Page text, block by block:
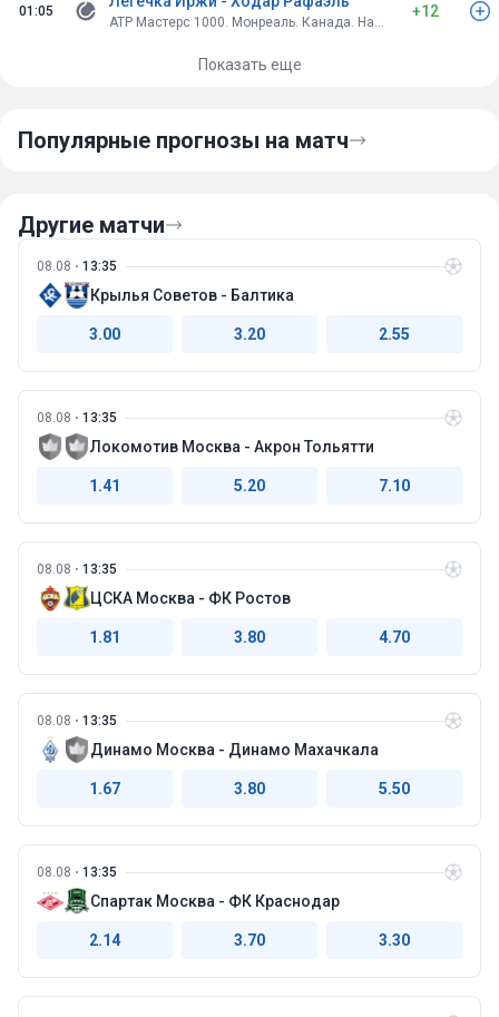
01:05
ATP Мастерс 1000. Монреаль. Канада. Hard
+12
Показать еще
Популярные прогнозы на матч
Другие матчи
08.08 13:35
Крылья Советов - Балтика
3.00 3.20 2.55
08.08 13:35
Локомотив Москва - Акрон Тольятти
1.41 5.20 7.10
08.08 13:35
ЦСКА Москва - ФК Ростов
1.81 3.80 4.70
08.08 13:35
Динамо Москва - Динамо Махачкала
1.67 3.80 5.50
08.08 13:35
Спартак Москва - ФК Краснодар
2.14 3.70 3.30